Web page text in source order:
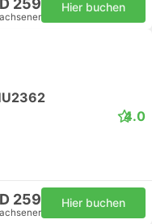
259 Hier buchen
4.0
259 Hier buchen